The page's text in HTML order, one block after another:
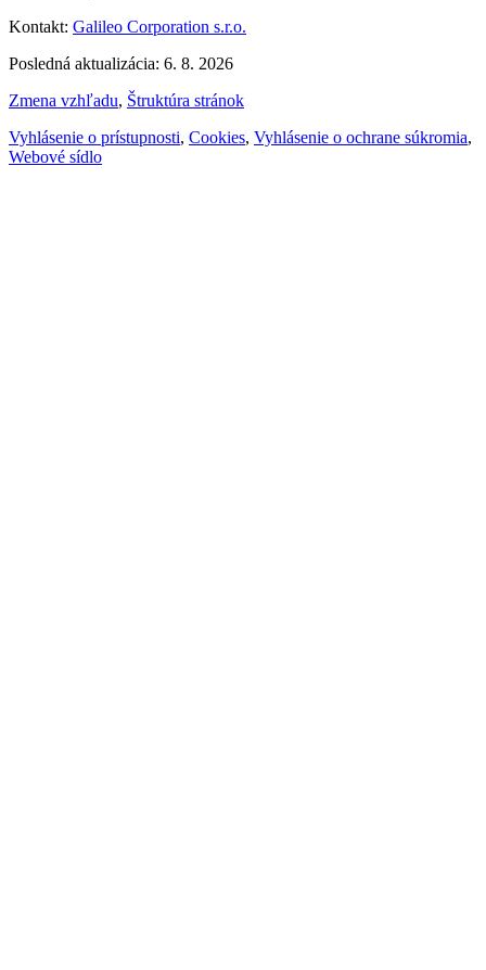
Kontakt: Galileo Corporation s.r.o.
Posledná aktualizácia: 6. 8. 2026
Zmena vzhľadu, Štruktúra stránok
Vyhlásenie o prístupnosti, Cookies, Vyhlásenie o ochrane súkromia,
Webové sídlo